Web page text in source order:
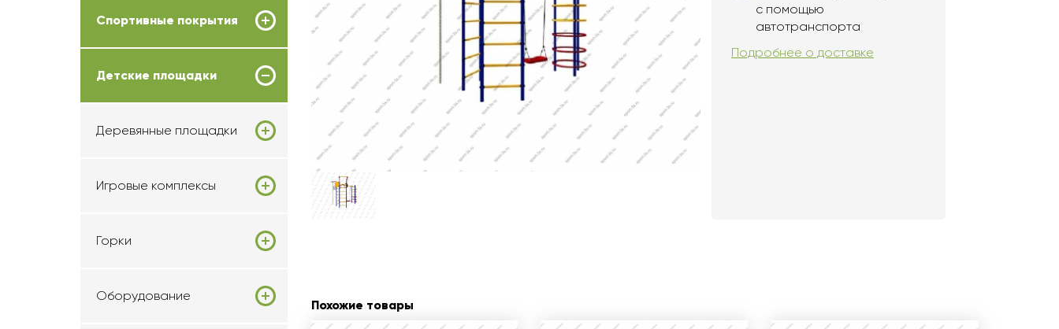
Спортивные покрытия
Детские площадки
Деревянные площадки
Игровые комплексы
Горки
Оборудование
с помощью
автотранспорта
Подробнее о доставке
Похожие товары